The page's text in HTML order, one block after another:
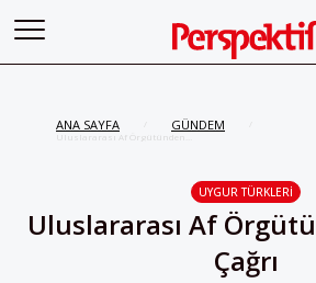
ANA SAYFA GÜNDEM
Uluslararası Af Örgütünden
UYGUR TÜRKLERI
Uluslararası Af
Çağrı